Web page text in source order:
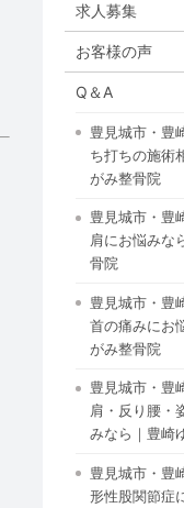
求人募集
お客様の声
Q＆A
豊見城市・豊
ち打ちの施術
がみ整骨院
豊見城市・豊
肩にお悩みな
骨院
豊見城市・豊
首の痛みにお
がみ整骨院
豊見城市・豊
肩・反り腰・
みなら｜豊崎
豊見城市・豊
形性股関節症